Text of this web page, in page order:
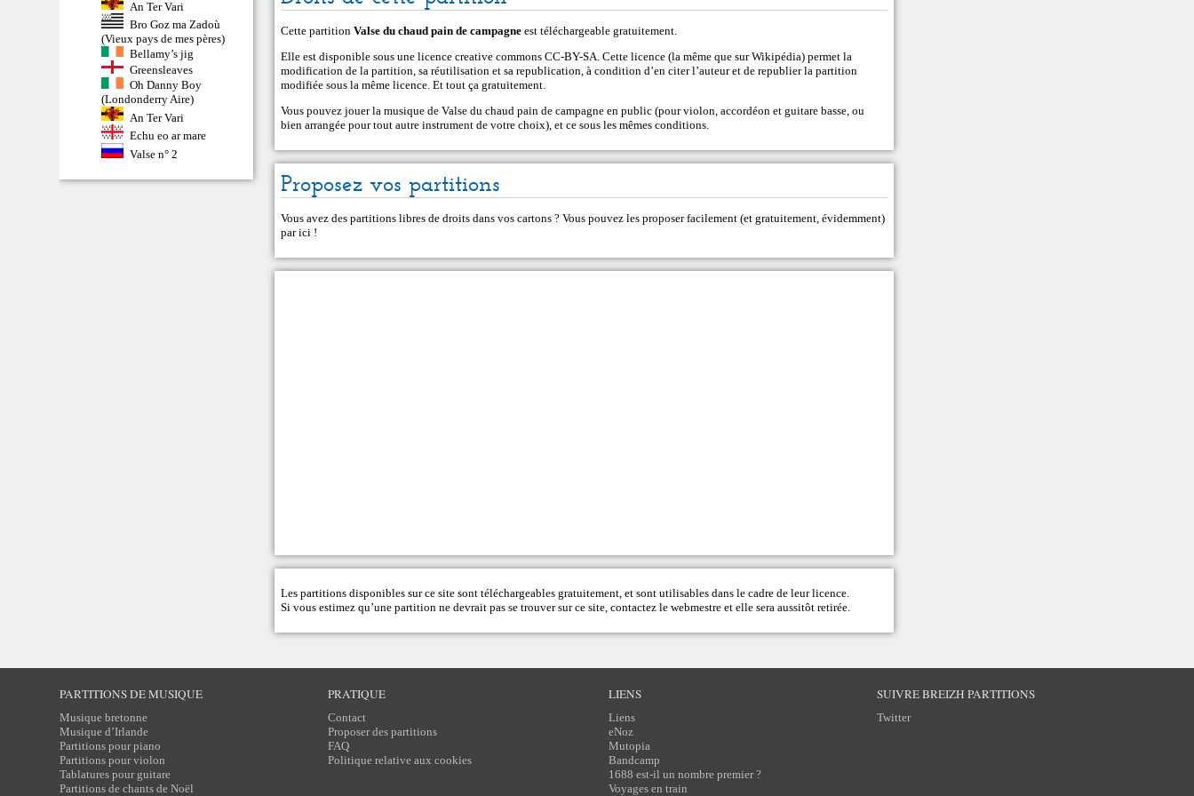
An Ter Vari
Bro Goz ma Zadoù
(Vieux pays de mes pères)
Bellamy’s jig
Greensleaves
Oh Danny Boy
(Londonderry Aire)
An Ter Vari
Echu eo ar mare
Valse n° 2
Cette partitionValse du chaud pain de campagne est téléchargeable gratuitement.
Elle est disponible sous une licence creative commons CC-BY-SA. Cette licence (la même que sur Wikipédia) permet la
modification de la partition, sa réutilisation et sa republication, à condition d’en citer l’auteur et de republier la partition
modifiée sous la même licence. Et tout ça gratuitement.
Vous pouvez jouer la musique de Valse du chaud pain de campagne en public (pour violon, accordéon et guitare basse, ou
bien arrangée pour tout autre instrument de votre choix), et ce sous les mêmes conditions.
Proposez vos partitions
Vous avez des partitions libres de droits dans vos cartons ? Vous pouvez les proposer facilement (et gratuitement, évidemment)
par ici !
Les partitions disponibles sur ce site sont téléchargeables gratuitement, et sont utilisables dans le cadre de leur licence.
Si vous estimez qu’une partition ne devrait pas se trouver sur ce site, contactez lewebmestre et elle sera aussitôt retirée.
PARTITIONS DE MUSIQUE
Musique bretonne
Musique d’Irlande
Partitions pour piano
Partitions pour violon
Tablatures pour guitare
Partitions de chants de Noël
PRATIQUE
Contact
Proposer des partitions
FAQ
Politique relative aux cookies
LIENS
Liens
eNoz
Mutopia
Bandcamp
1688 est-il un nombre premier ?
Voyages en train
SUIVRE BREIZH PARTITIONS
Twitter